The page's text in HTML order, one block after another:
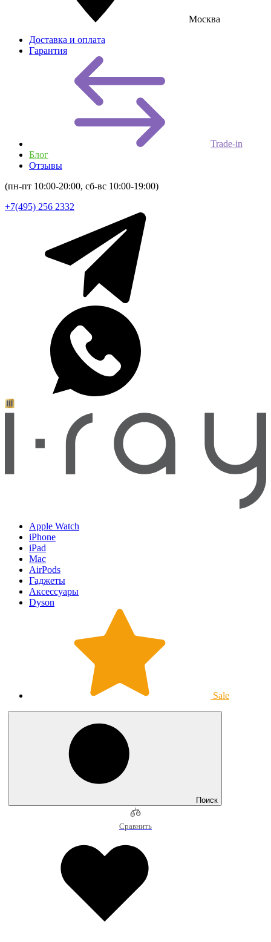
Москва
Доставка и оплата
Гарантия
Trade-in
Блог
Отзывы
(пн-пт 10:00-20:00, сб-вс 10:00-19:00)
+7(495) 256 2332
Apple Watch
iPhone
iPad
Mac
AirPods
Гаджеты
Аксессуары
Dyson
Sale
Поиск
Сравнить